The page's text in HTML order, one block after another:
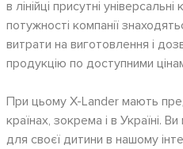
в лінійці присутні
потужності компанії
витрати на виготовлення і
продукцію по доступними
При цьому X-Lander мають
країнах, зокрема і в Україні.
для своєї дитини в нашому